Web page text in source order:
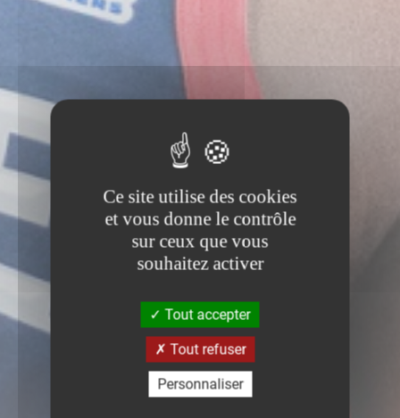
Ce site utilise des cookies
et vous donne le contrôle
sur ceux que vous
souhaitez activer
Tout accepter
Tout refuser
Personnaliser